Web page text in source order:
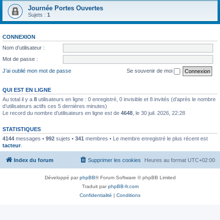
Journée Portes Ouvertes
Sujets : 1
CONNEXION
Nom d’utilisateur :
Mot de passe :
J’ai oublié mon mot de passe
Se souvenir de moi
QUI EST EN LIGNE
Au total il y a 8 utilisateurs en ligne : 0 enregistré, 0 invisible et 8 invités (d’après le nombre
d’utilisateurs actifs ces 5 dernières minutes)
Le record du nombre d’utilisateurs en ligne est de 4648 , le 30 juil. 2026, 22:28
STATISTIQUES
4144 messages • 992 sujets • 341 membres • Le membre enregistré le plus récent est
tacteur.
Index du forum Heures au format UTC+02:00
Supprimer les cookies
Développé parphpBB® Forum Software © phpBB Limited
Traduit parphpBB-fr.com
Confidentialité | Conditions